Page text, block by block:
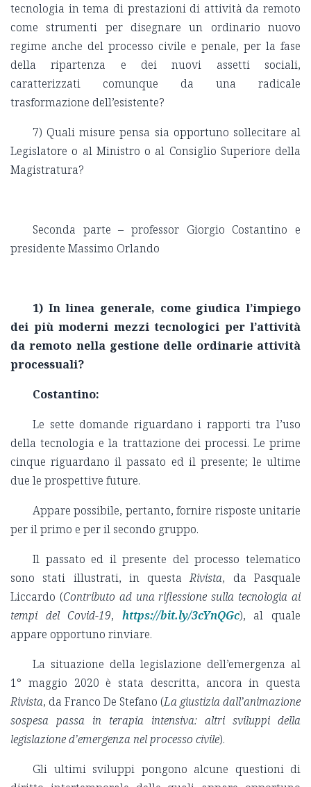
tecnologia in tema di prestazioni di attività da remoto
come strumenti per disegnare un ordinario nuovo
regime anche del processo civile e penale, per la fase
della ripartenza e dei nuovi assetti sociali,
caratterizzati comunque da una radicale
trasformazione dell’esistente?
7) Quali misure pensa sia opportuno sollecitare al
Legislatore o al Ministro o al Consiglio Superiore della
Magistratura?
Seconda parte – professor Giorgio Costantino e
presidente Massimo Orlando
1) In linea generale, come giudica l’impiego
dei più moderni mezzi tecnologici per l’attività
da remoto nella gestione delle ordinarie attività
processuali?
Costantino:
Le sette domande riguardano i rapporti tra l’uso
della tecnologia e la trattazione dei processi. Le prime
cinque riguardano il passato ed il presente; le ultime
due le prospettive future.
Appare possibile, pertanto, fornire risposte unitarie
per il primo e per il secondo gruppo.
Il passato ed il presente del processo telematico
sono stati illustrati, in questaRivista, da Pasquale
Liccardo (Contributo ad una riflessione sulla tecnologia ai
tempi del Covid-19, https://bit.ly/3cYnQGc), al quale
appare opportuno rinviare.
La situazione della legislazione dell’emergenza al
1° maggio 2020 è stata descritta, ancora in questa
Rivista, da Franco De Stefano (La giustizia dall’animazione
sospesa passa in terapia intensiva: altri sviluppi della
legislazione d’emergenza nel processo civile).
Gli ultimi sviluppi pongono alcune questioni di